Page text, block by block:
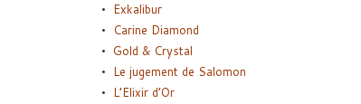
Exkalibur
Carine Diamond
Gold & Crystal
Le jugement de Salomon
L’Elixir d’Or